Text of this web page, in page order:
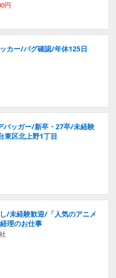
円
カー/バグ確認/年休125日
バッガー/新卒・27卒/未経験
東区北上野1丁目
/未経験歓迎/「人気のアニメ
理のお仕事